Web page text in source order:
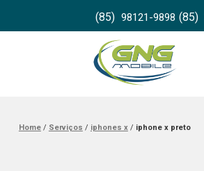
(85) 98121-9898 (85)
Home Serviços iphones x iphone x preto